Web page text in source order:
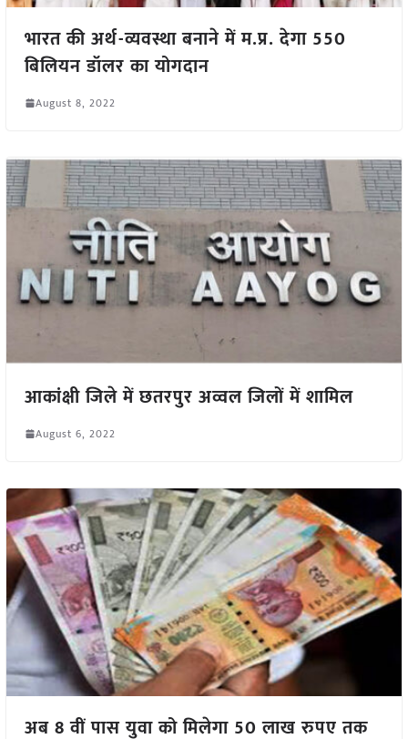
भारत की अर्थ-व्यवस्था बनाने में म.प्र. देगा 550
बिलियन डॉलर का योगदान
August 8, 2022
आकांक्षी जिले में छतरपुर अव्वल जिलों में शामिल
August 6, 2022
अब 8 वीं पास युवा को मिलेगा 50 लाख रुपए तक